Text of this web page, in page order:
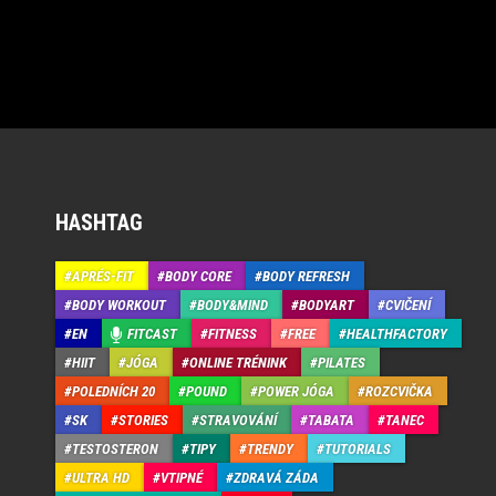
HASHTAG
APRÉS-FIT BODY CORE
BODY REFRESH
BODY WORKOUT
BODY&MIND BODYART
CVIČENÍ
EN
FITCAST FITNESS FREE
HEALTHFACTORY
HIIT
JÓGA ONLINE TRÉNINK
PILATES
POLEDNÍCH 20
POUND POWER JÓGA
ROZCVIČKA
SK
STORIES STRAVOVÁNÍ TABATA
TANEC
TESTOSTERON
TIPY TRENDY
TUTORIALS
ULTRA HD
VTIPNÉ ZDRAVÁ ZÁDA